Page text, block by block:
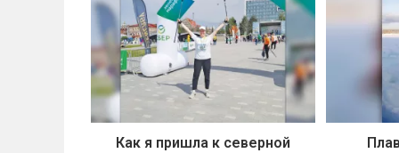
Как я пришла к северной